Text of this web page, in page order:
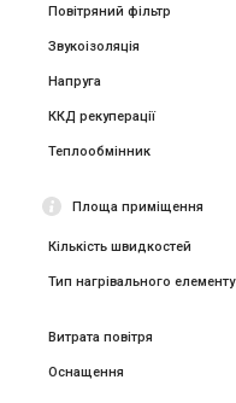
Повітряний фільтр
Звукоізоляція
Напруга
ККД рекуперації
Теплообмінник
Площа приміщення
Кількість швидкостей
Тип нагрівального елементу
Витрата повітря
Оснащення